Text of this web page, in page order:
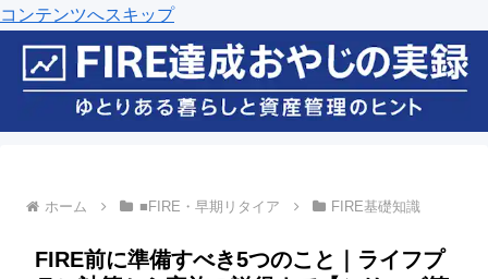
コンテンツへスキップ
ホーム ■FIRE・早期リタイア FIRE基礎知識
FIRE前に準備すべき5つのこと｜ライフプ